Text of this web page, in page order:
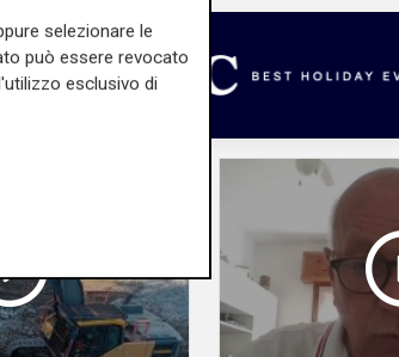
selezionare le
può essere revocato
esclusivo di